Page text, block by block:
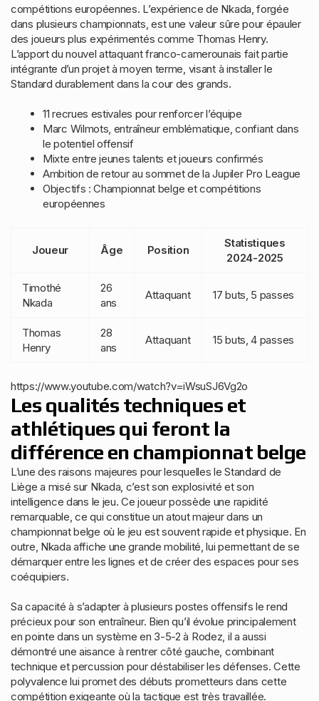
compétitions européennes. L’expérience de Nkada, forgée
dans plusieurs championnats, est une valeur sûre pour épauler
des joueurs plus expérimentés comme Thomas Henry.
L’apport du nouvel attaquant franco-camerounais fait partie
intégrante d’un projet à moyen terme, visant à installer le
Standard durablement dans la cour des grands.
11 recrues estivales pour renforcer l’équipe
Marc Wilmots, entraîneur emblématique, confiant dans
le potentiel offensif
Mixte entre jeunes talents et joueurs confirmés
Ambition de retour au sommet de la Jupiler Pro League
Objectifs : Championnat belge et compétitions
européennes
Joueur Âge Position
Statistiques
2024-2025
Timothé
Nkada
26
ans
Attaquant 17 buts, 5 passes
Thomas
Henry
28
ans
Attaquant 15 buts, 4 passes
https://www.youtube.com/watch?v=iWsuSJ6Vg2o
Les qualités techniques et
athlétiques qui feront la
différence en championnat belge
L’une des raisons majeures pour lesquelles le Standard de
Liège a misé sur Nkada, c’est son explosivité et son
intelligence dans le jeu. Ce joueur possède une rapidité
remarquable, ce qui constitue un atout majeur dans un
championnat belge où le jeu est souvent rapide et physique. En
outre, Nkada affiche une grande mobilité, lui permettant de se
démarquer entre les lignes et de créer des espaces pour ses
coéquipiers.
Sa capacité à s’adapter à plusieurs postes offensifs le rend
précieux pour son entraîneur. Bien qu’il évolue principalement
en pointe dans un système en 3-5-2 à Rodez, il a aussi
démontré une aisance à rentrer côté gauche, combinant
technique et percussion pour déstabiliser les défenses. Cette
polyvalence lui promet des débuts prometteurs dans cette
compétition exigeante où la tactique est très travaillée.